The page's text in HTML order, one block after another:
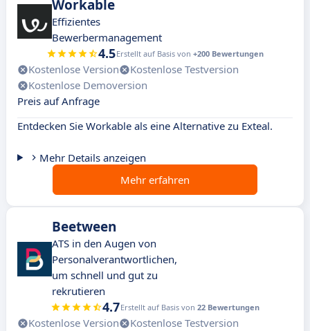
Workable
Effizientes
Bewerbermanagement
4.5Erstellt auf Basis von +200 Bewertungen
Kostenlose Version
Kostenlose Testversion
Kostenlose Demoversion
Preis auf Anfrage
Entdecken Sie Workable als eine Alternative zu Exteal.
Mehr Details anzeigen
Mehr erfahren
Beetween
ATS in den Augen von
Personalverantwortlichen,
um schnell und gut zu
rekrutieren
4.7Erstellt auf Basis von 22 Bewertungen
Kostenlose Version
Kostenlose Testversion